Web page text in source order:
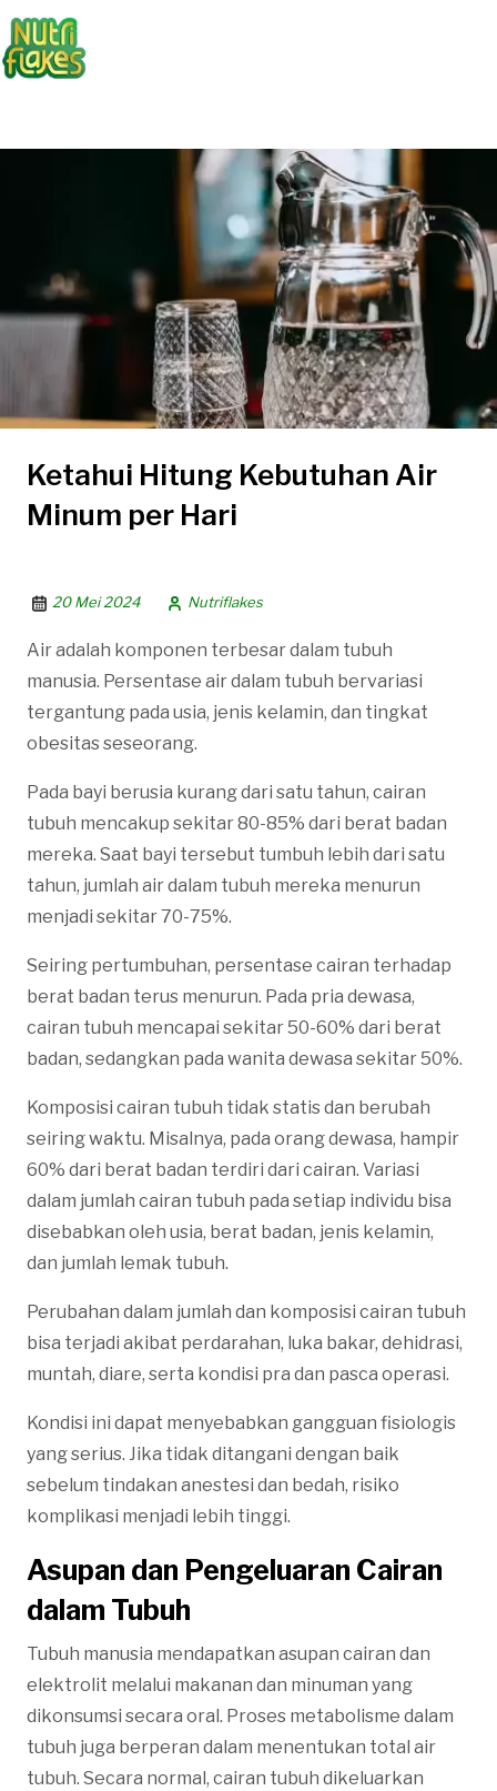
Ketahui Hitung Kebutuhan Air
Minum per Hari
20 Mei 2024 Nutriflakes
Air adalah komponen terbesar dalam tubuh
manusia. Persentase air dalam tubuh bervariasi
tergantung pada usia, jenis kelamin, dan tingkat
obesitas seseorang.
Pada bayi berusia kurang dari satu tahun, cairan
tubuh mencakup sekitar 80-85% dari berat badan
mereka. Saat bayi tersebut tumbuh lebih dari satu
tahun, jumlah air dalam tubuh mereka menurun
menjadi sekitar 70-75%.
Seiring pertumbuhan, persentase cairan terhadap
berat badan terus menurun. Pada pria dewasa,
cairan tubuh mencapai sekitar 50-60% dari berat
badan, sedangkan pada wanita dewasa sekitar 50%.
Komposisi cairan tubuh tidak statis dan berubah
seiring waktu. Misalnya, pada orang dewasa, hampir
60% dari berat badan terdiri dari cairan. Variasi
dalam jumlah cairan tubuh pada setiap individu bisa
disebabkan oleh usia, berat badan, jenis kelamin,
dan jumlah lemak tubuh.
Perubahan dalam jumlah dan komposisi cairan tubuh
bisa terjadi akibat perdarahan, luka bakar, dehidrasi,
muntah, diare, serta kondisi pra dan pasca operasi.
Kondisi ini dapat menyebabkan gangguan fisiologis
yang serius. Jika tidak ditangani dengan baik
sebelum tindakan anestesi dan bedah, risiko
komplikasi menjadi lebih tinggi.
Asupan dan Pengeluaran Cairan
dalam Tubuh
Tubuh manusia mendapatkan asupan cairan dan
elektrolit melalui makanan dan minuman yang
dikonsumsi secara oral. Proses metabolisme dalam
tubuh juga berperan dalam menentukan total air
tubuh. Secara normal, cairan tubuh dikeluarkan